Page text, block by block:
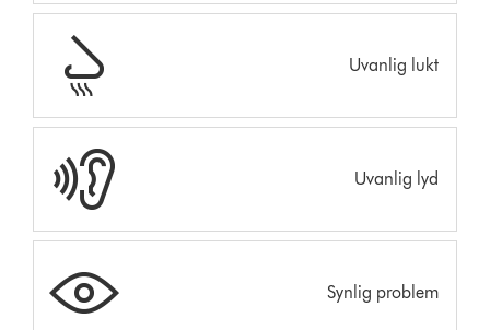
Uvanlig lukt
Uvanlig lyd
Synlig problem